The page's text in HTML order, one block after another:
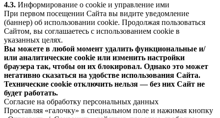
4.3. Информирование о cookie и управление ими
При первом посещении Сайта вы видите уведомление
(баннер) об использовании cookie. Продолжая пользоваться
Сайтом, вы соглашаетесь с использованием cookie в
указанных целях.
Вы можете в любой момент удалить функциональные и/
или аналитические cookie или изменить настройки
браузера так, чтобы он их блокировал. Однако это может
негативно сказаться на удобстве использования Сайта.
Технические cookie отключить нельзя — без них Сайт не
будет работать.
Согласие на обработку персональных данных
Проставляя «галочку» в специальном поле и нажимая кнопку